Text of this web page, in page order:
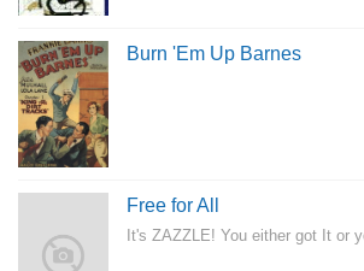
Burn 'Em Up Barnes
Free for All
It's ZAZZLE! You either got It or